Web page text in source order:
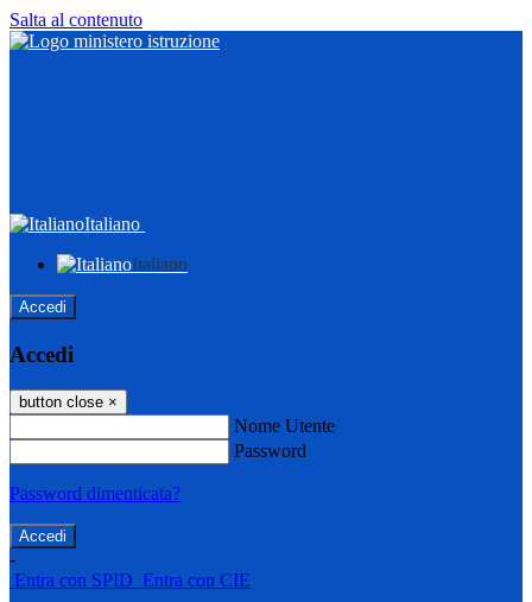
Salta al contenuto
Italiano
Italiano
Accedi
Accedi
button close ×
Nome Utente
Password
Password dimenticata?
-
Entra con SPID Entra con CIE